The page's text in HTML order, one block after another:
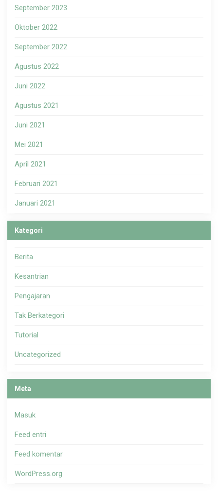
September 2023
Oktober 2022
September 2022
Agustus 2022
Juni 2022
Agustus 2021
Juni 2021
Mei 2021
April 2021
Februari 2021
Januari 2021
Kategori
Berita
Kesantrian
Pengajaran
Tak Berkategori
Tutorial
Uncategorized
Meta
Masuk
Feed entri
Feed komentar
WordPress.org